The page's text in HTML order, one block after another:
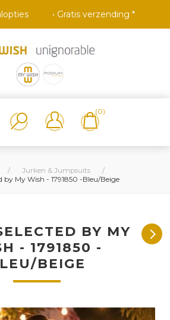
• Gratis verzending *
(0)
/ Jurken & Jumpsuits
/
by My Wish - 1791850 -Bleu/Beige
BY MY
- 1791850 -
BEIGE